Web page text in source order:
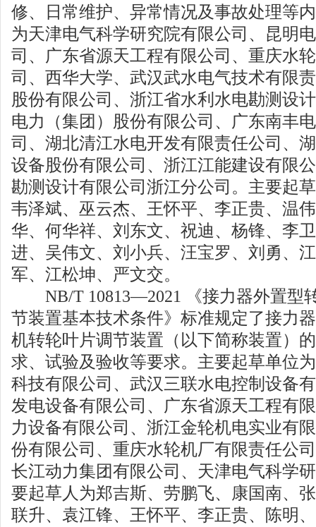
修、日常维护、异常情况及事故处理等
为天津电气科学研究院有限公司、昆明
司、广东省源天工程有限公司、重庆水
司、西华大学、武汉武水电气技术有限
股份有限公司、浙江省水利水电勘测设
电力（集团）股份有限公司、广东南丰
司、湖北清江水电开发有限责任公司、
设备股份有限公司、浙江江能建设有限
勘测设计有限公司浙江分公司。主要起
韦泽斌、巫云杰、王怀平、李正贵、温
华、何华祥、刘东文、祝迪、杨锋、李
进、吴伟文、刘小兵、汪宝罗、刘勇、
军、江松坤、严文交。
NB/T 10813—2021 《接力器外置型
节装置基本技术条件》标准规定了接力
机转轮叶片调节装置（以下简称装置）
求、试验及验收等要求。主要起草单位
科技有限公司、武汉三联水电控制设备
发电设备有限公司、广东省源天工程有
力设备有限公司、浙江金轮机电实业有
份有限公司、重庆水轮机厂有限责任公
长江动力集团有限公司、天津电气科学
要起草人为郑吉斯、劳鹏飞、康国南、
联升、袁江锋、王怀平、李正贵、陈明